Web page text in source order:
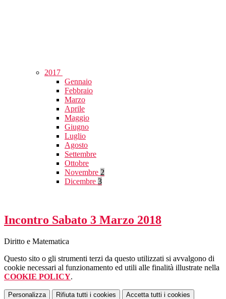
2017
Gennaio
Febbraio
Marzo
Aprile
Maggio
Giugno
Luglio
Agosto
Settembre
Ottobre
Novembre 2
Dicembre 3
Incontro Sabato 3 Marzo 2018
Diritto e Matematica
Questo sito o gli strumenti terzi da questo utilizzati si avvalgono di
cookie necessari al funzionamento ed utili alle finalità illustrate nella
COOKIE POLICY.
Personalizza Rifiuta tutti i cookies Accetta tutti i cookies